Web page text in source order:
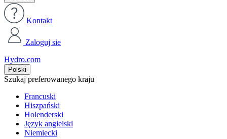
Kontakt
Zaloguj sie
Hydro.com
Polski
Szukaj preferowanego kraju
Francuski
Hiszpański
Holenderski
Język angielski
Niemiecki